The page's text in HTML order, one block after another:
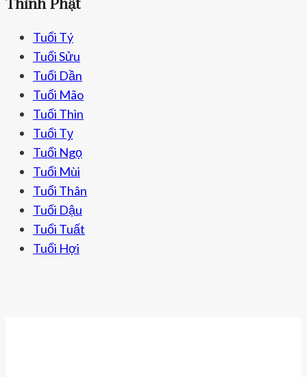
Thỉnh Phật
Tuổi Tý
Tuổi Sửu
Tuổi Dần
Tuổi Mão
Tuổi Thìn
Tuổi Tỵ
Tuổi Ngọ
Tuổi Mùi
Tuổi Thân
Tuổi Dậu
Tuổi Tuất
Tuổi Hợi